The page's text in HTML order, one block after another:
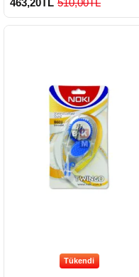
900 TL Üzeri Kargo Ücretsiz
463,20TL 510,00TL
Tükendi